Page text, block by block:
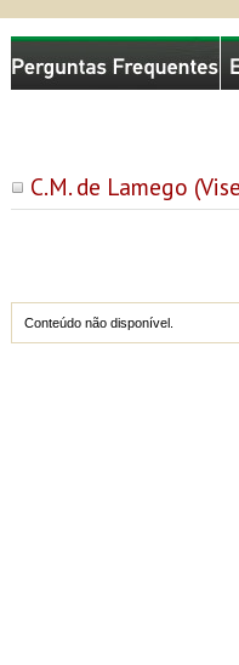
C.M. de Lamego
Conteúdo não disponível.
Comissão Nacional de Eleições